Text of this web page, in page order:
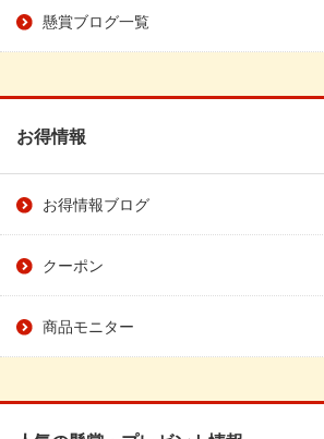
懸賞ブログ一覧
お得情報
お得情報ブログ
クーポン
商品モニター